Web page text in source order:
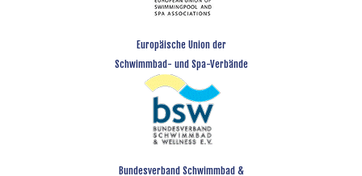
Europäische Union der
Schwimmbad- und Spa-Verbände
Bundesverband Schwimmbad &